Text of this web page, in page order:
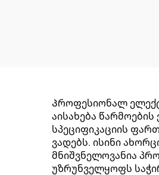
Პროფესიონალ
აისახება
სპეციფიკაციის
ვადებს. ისინი
მნიშვნელოვანია
უზრუნველყოფს